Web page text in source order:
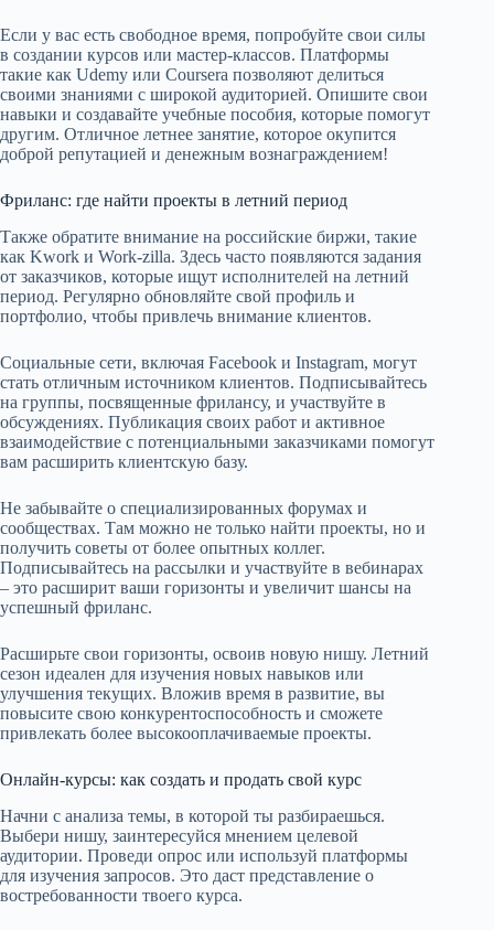
Если у вас есть свободное время, попробуйте свои силы
в создании курсов или мастер-классов. Платформы
такие как Udemy или Coursera позволяют делиться
своими знаниями с широкой аудиторией. Опишите свои
навыки и создавайте учебные пособия, которые помогут
другим. Отличное летнее занятие, которое окупится
доброй репутацией и денежным вознаграждением!
Фриланс: где найти проекты в летний период
Также обратите внимание на российские биржи, такие
как Kwork и Work-zilla. Здесь часто появляются задания
от заказчиков, которые ищут исполнителей на летний
период. Регулярно обновляйте свой профиль и
портфолио, чтобы привлечь внимание клиентов.
Социальные сети, включая Facebook и Instagram, могут
стать отличным источником клиентов. Подписывайтесь
на группы, посвященные фрилансу, и участвуйте в
обсуждениях. Публикация своих работ и активное
взаимодействие с потенциальными заказчиками помогут
вам расширить клиентскую базу.
Не забывайте о специализированных форумах и
сообществах. Там можно не только найти проекты, но и
получить советы от более опытных коллег.
Подписывайтесь на рассылки и участвуйте в вебинарах
– это расширит ваши горизонты и увеличит шансы на
успешный фриланс.
Расширьте свои горизонты, освоив новую нишу. Летний
сезон идеален для изучения новых навыков или
улучшения текущих. Вложив время в развитие, вы
повысите свою конкурентоспособность и сможете
привлекать более высокооплачиваемые проекты.
Онлайн-курсы: как создать и продать свой курс
Начни с анализа темы, в которой ты разбираешься.
Выбери нишу, заинтересуйся мнением целевой
аудитории. Проведи опрос или используй платформы
для изучения запросов. Это даст представление о
востребованности твоего курса.